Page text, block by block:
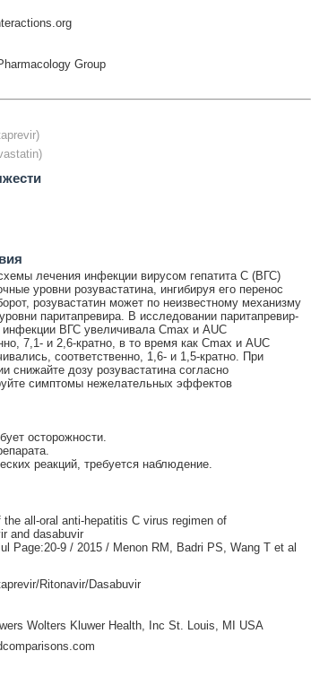
Group
лечения инфекции вирусом гепатита C (ВГС)
уровни розувастатина, ингибируя его перенос
розувастатин может по неизвестному механизму
паритапревира. В исследовании паритапревир-
ВГС увеличивала Cmax и AUC
7,1- и 2,6-кратно, в то время как Cmax и AUC
соответственно, 1,6- и 1,5-кратно. При
снижайте дозу розувастатина согласно
симптомы нежелательных эффектов
осторожности.
реакций, требуется наблюдение.
the all-oral anti-hepatitis C virus regimen of
and dasabuvir
Page:20-9 / 2015 / Menon RM, Badri PS, Wang T et al
Ritonavir/Dasabuvir
Wolters Kluwer Health, Inc St. Louis, MI USA